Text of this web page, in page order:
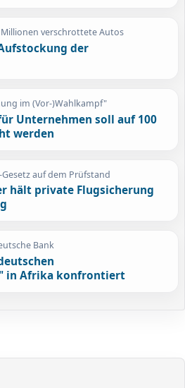
verschrottete Autos
der
im (Vor-)Wahlkampf"
Unternehmen soll auf 100
werden
auf dem Prüfstand
hält private Flugsicherung
Bank
in Afrika konfrontiert